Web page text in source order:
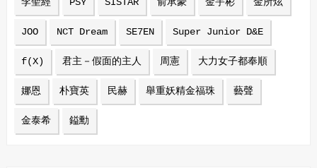
李聖經 PSY SISTAR 俞承豪 金宇彬 金所炫
JOO NCT Dream SE7EN Super Junior D&E
f(X) 君主－假面的主人 周憲 大力女子都奉順
娜恩 朴寶英 民赫 舉重妖精金福珠 藝聲
金泰希 鎰勳